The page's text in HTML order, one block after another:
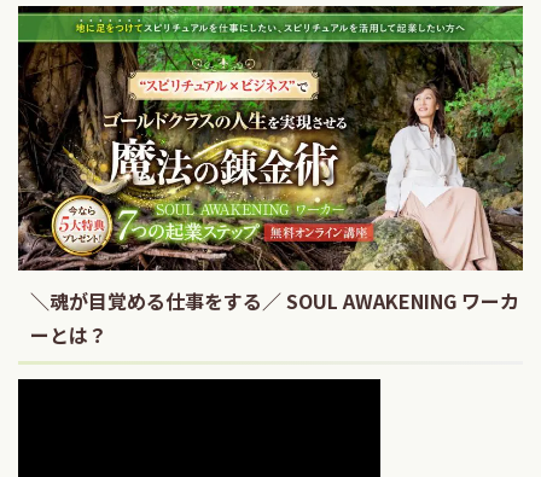
＼魂が目覚める仕事をする／ SOUL AWAKENING ワーカ
ーとは？